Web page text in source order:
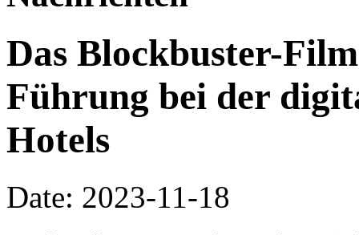
Das Blockbuster-
Führung bei der
Hotels
Date: 2023-11-18